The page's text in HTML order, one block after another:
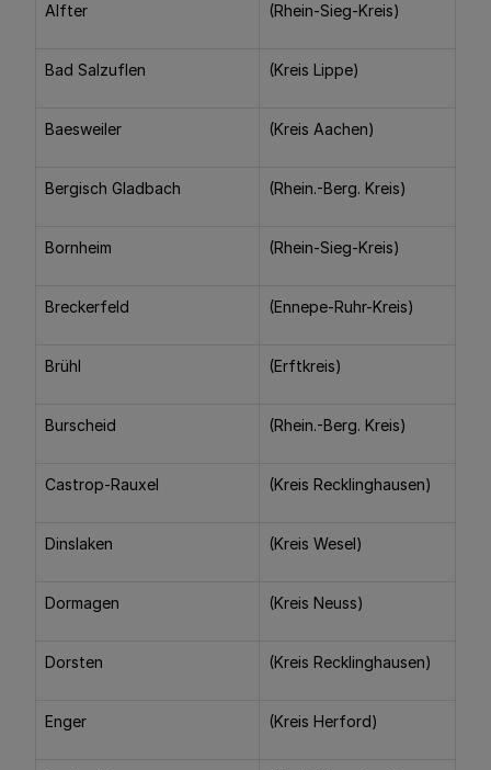
Alfter (Rhein-Sieg-Kreis)
Bad Salzuflen (Kreis Lippe)
Baesweiler (Kreis Aachen)
Bergisch Gladbach (Rhein.-Berg. Kreis)
Bornheim (Rhein-Sieg-Kreis)
Breckerfeld (Ennepe-Ruhr-Kreis)
Brühl (Erftkreis)
Burscheid (Rhein.-Berg. Kreis)
Castrop-Rauxel (Kreis Recklinghausen)
Dinslaken (Kreis Wesel)
Dormagen (Kreis Neuss)
Dorsten (Kreis Recklinghausen)
Enger (Kreis Herford)